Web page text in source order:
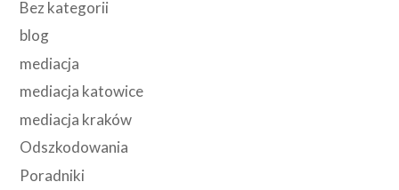
Bez kategorii
blog
mediacja
mediacja katowice
mediacja kraków
Odszkodowania
Poradniki